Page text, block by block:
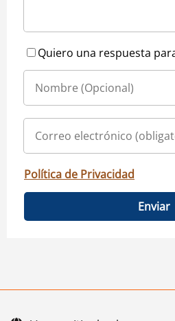
Quiero una respuesta
Política de Privacidad
Enviar